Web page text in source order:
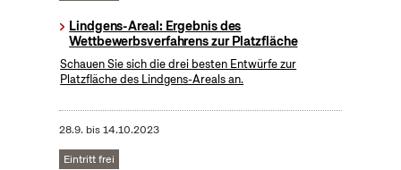
Lindgens-Areal: Ergebnis des
Wettbewerbsverfahrens zur Platzfläche
Schauen Sie sich die drei besten Entwürfe zur
Platzfläche des Lindgens-Areals an.
28.9. bis14.10.2023
Eintritt frei